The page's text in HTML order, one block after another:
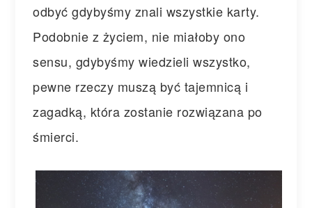
odbyć gdybyśmy znali wszystkie karty.
Podobnie z życiem, nie miałoby ono
sensu, gdybyśmy wiedzieli wszystko,
pewne rzeczy muszą być tajemnicą i
zagadką, która zostanie rozwiązana po
śmierci.